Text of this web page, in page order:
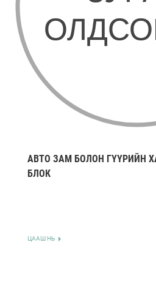
АВТО ЗАМ БОЛОН ГҮҮРИЙН
БЛОК
ЦААШ НЬ